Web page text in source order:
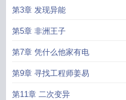
第3章 发现异能
第5章 非洲王子
第7章 凭什么他家有电
第9章 寻找工程师姜易
第11章 二次变异